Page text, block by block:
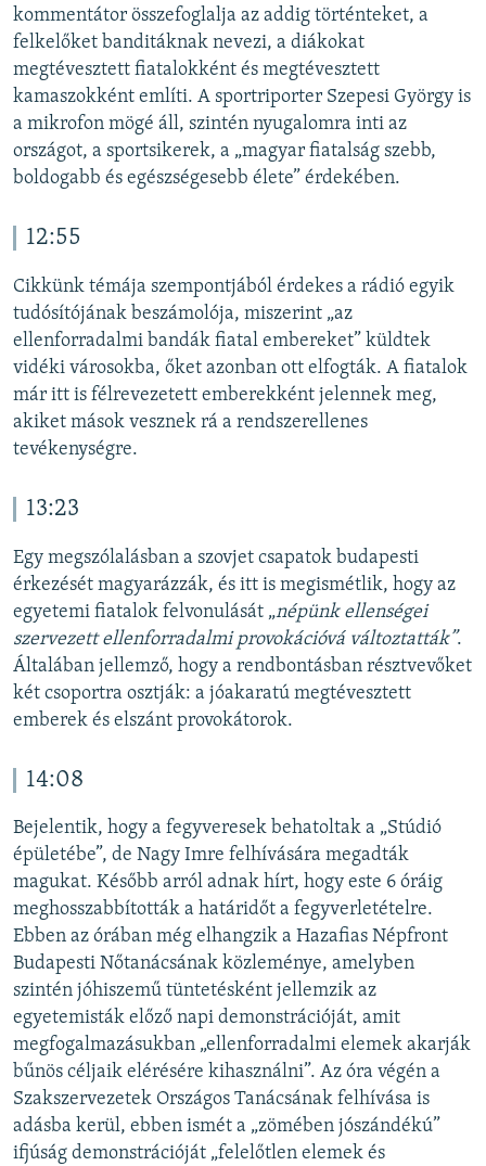
kommentátor összefoglalja az addig történteket, a
felkelőket banditáknak nevezi, a diákokat
megtévesztett fiatalokként és megtévesztett
kamaszokként említi. A sportriporter Szepesi György is
a mikrofon mögé áll, szintén nyugalomra inti az
országot, a sportsikerek, a „magyar fiatalság szebb,
boldogabb és egészségesebb élete” érdekében.
12:55
Cikkünk témája szempontjából érdekes a rádió egyik
tudósítójának beszámolója, miszerint „az
ellenforradalmi bandák fiatal embereket” küldtek
vidéki városokba, őket azonban ott elfogták. A fiatalok
már itt is félrevezetett emberekként jelennek meg,
akiket mások vesznek rá a rendszerellenes
tevékenységre.
13:23
Egy megszólalásban a szovjet csapatok budapesti
érkezését magyarázzák, és itt is megismétlik, hogy az
egyetemi fiatalok felvonulását „népünk ellenségei
szervezett ellenforradalmi provokációvá változtatták”.
Általában jellemző, hogy a rendbontásban résztvevőket
két csoportra osztják: a jóakaratú megtévesztett
emberek és elszánt provokátorok.
14:08
Bejelentik, hogy a fegyveresek behatoltak a „Stúdió
épületébe”, de Nagy Imre felhívására megadták
magukat. Később arról adnak hírt, hogy este 6 óráig
meghosszabbították a határidőt a fegyverletételre.
Ebben az órában még elhangzik a Hazafias Népfront
Budapesti Nőtanácsának közleménye, amelyben
szintén jóhiszemű tüntetésként jellemzik az
egyetemisták előző napi demonstrációját, amit
megfogalmazásukban „ellenforradalmi elemek akarják
bűnös céljaik elérésére kihasználni”. Az óra végén a
Szakszervezetek Országos Tanácsának felhívása is
adásba kerül, ebben ismét a „zömében jószándékú”
ifjúság demonstrációját „felelőtlen elemek és